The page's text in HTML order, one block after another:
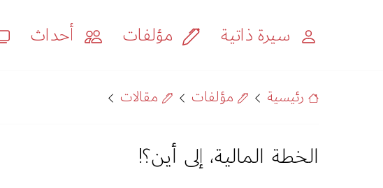
سيرة ذاتية مؤلفات أحداث
رئيسية مؤلفات مقالات
الخطة المالية، إلى أين؟!